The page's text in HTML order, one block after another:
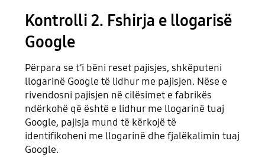
Kontrolli 2. Fshirja e llogarisë
Google
Përpara se t’i bëni reset pajisjes, shkëputeni
llogarinë Google të lidhur me pajisjen. Nëse e
rivendosni pajisjen në cilësimet e fabrikës
ndërkohë që është e lidhur me llogarinë tuaj
Google, pajisja mund të kërkojë të
identifikoheni me llogarinë dhe fjalëkalimin tuaj
Google.